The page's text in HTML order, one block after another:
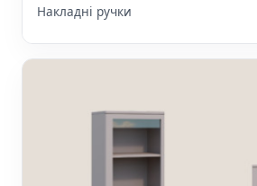
Накладні ручки